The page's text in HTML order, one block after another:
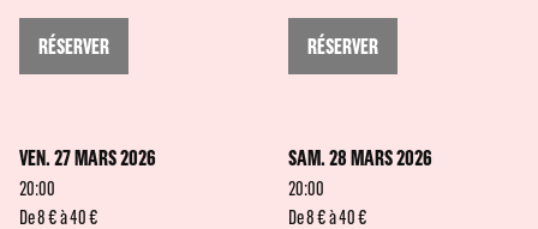
RÉSERVER RÉSERVER
VEN. 27 MARS 2026
20:00
De 8 € à 40 €
SAM. 28 MARS 2026
20:00
De 8 € à 40 €